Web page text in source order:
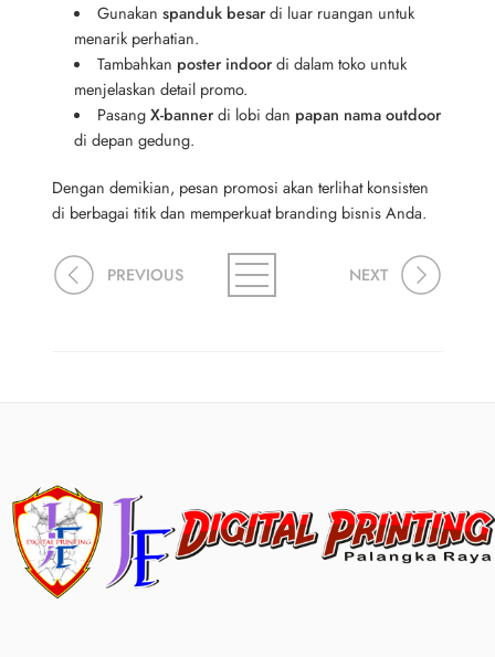
Gunakan spanduk besardi luar ruangan untuk
menarik perhatian.
Tambahkan poster indoordi dalam toko untuk
menjelaskan detail promo.
PasangX-bannerdi lobi dan papan nama outdoor
di depan gedung.
Dengan demikian, pesan promosi akan terlihat konsisten
di berbagai titik dan memperkuat branding bisnis Anda.
PREVIOUS NEXT